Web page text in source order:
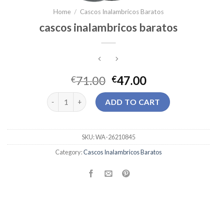
Home / Cascos Inalambricos Baratos
cascos inalambricos baratos
€71.00 €47.00
cascos inalambricos baratos quantity
ADD TO CART
SKU:WA-26210845
Category:Cascos Inalambricos Baratos